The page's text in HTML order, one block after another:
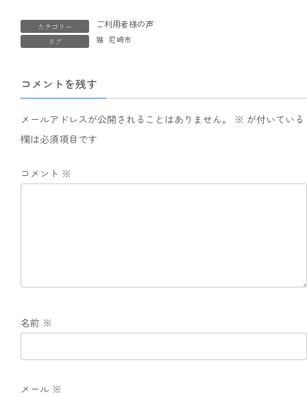
カテゴリー ご利用者様の声
タグ 猫 尼崎市
コメントを残す
メールアドレスが公開されることはありません。 ※ が付いている
欄は必須項目です
コメント ※
名前 ※
メール ※